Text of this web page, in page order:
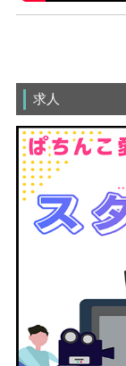
求人